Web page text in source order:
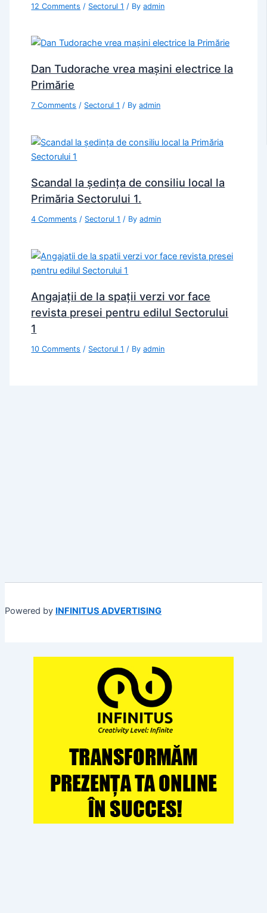
12 Comments / Sectorul 1 / Byadmin
Dan Tudorache vrea mașini electrice la
Primărie
7 Comments / Sectorul 1 / Byadmin
Scandal la ședința de consiliu local la
Primăria Sectorului 1.
4 Comments / Sectorul 1 / Byadmin
Angajații de la spații verzi vor face
revista presei pentru edilul Sectorului
1
10 Comments / Sectorul 1 / Byadmin
Powered by INFINITUS ADVERTISING